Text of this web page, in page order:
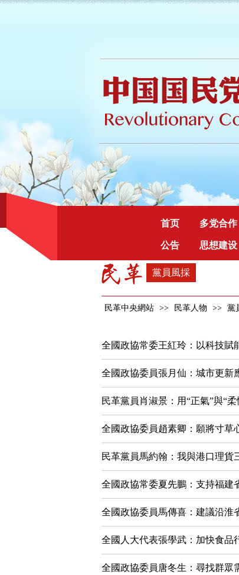
首页 多党合作
公告 思想建设
黨員風採
民革中央網站 >> 民革人物 >> 黨
全國政協常委王紅玲：以科技賦
全國政協委員張月仙：城市更新
民革黨員肖淑景：用“正氣”與“
全國政協委員趙素卿：願將寸草
民革黨員馬約翰：我與港口理貨
全國政協常委夏先鵬：支持福建
全國政協委員馬傳喜：建議沿淮
全國人大代表張學武：加快食品
全國政協委員唐冬生：尋找群眾